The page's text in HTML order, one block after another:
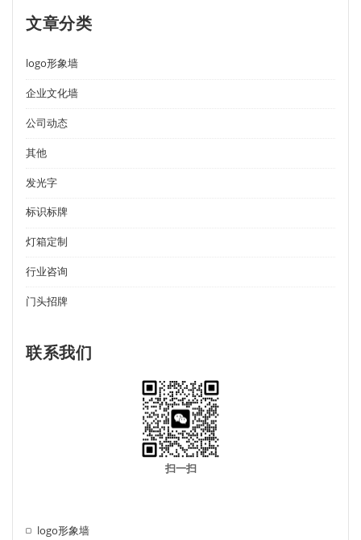
文章分类
logo形象墙
企业文化墙
公司动态
其他
发光字
标识标牌
灯箱定制
行业咨询
门头招牌
联系我们
扫一扫
logo形象墙